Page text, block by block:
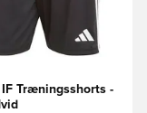
IF Træningsshorts -